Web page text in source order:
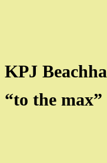
KPJ
“to the max”